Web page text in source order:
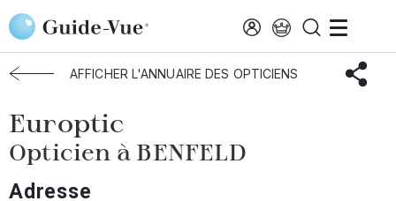
Aller au contenu principal
Accueil Choisir mon opticien Europtic
AFFICHER L'ANNUAIRE DES OPTICIENS
Europtic
Opticien à BENFELD
Adresse